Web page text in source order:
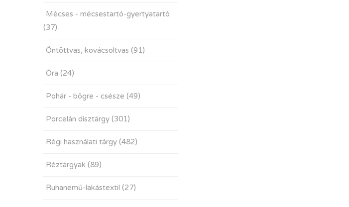
Mécses - mécsestartó-gyertyatartó
(37)
Öntöttvas, kovácsoltvas (91)
Óra (24)
Pohár - bögre - csésze (49)
Porcelán dísztárgy (301)
Régi használati tárgy (482)
Réztárgyak (89)
Ruhanemű-lakástextil (27)